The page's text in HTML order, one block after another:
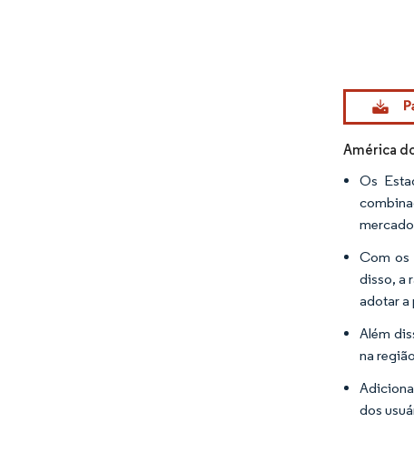
Imagem ©
América
Os
Com os
disso, a
adotar a
Além
na
dos